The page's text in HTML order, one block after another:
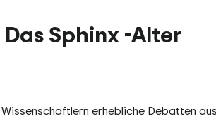
Das Sphinx -Alter
erhebliche Debatten